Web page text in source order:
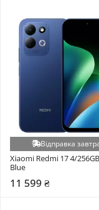
Відправка
Xiaomi Redmi 17 4/
Blue
11 599 ₴